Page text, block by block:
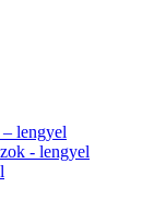
lengyel
- lengyel